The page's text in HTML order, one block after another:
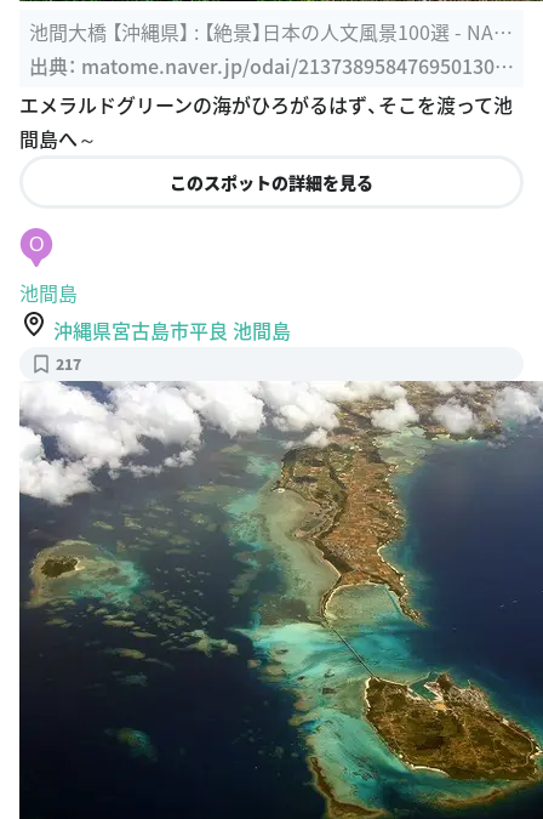
池間大橋 【沖縄県】 : 【絶景】日本の人文風景100選 - NAV
ER まとめ
出典： matome.naver.jp/odai/2137389584769501301/
2141134314768258903
エメラルドグリーンの海がひろがるはず、そこを渡って池
間島へ～
このスポットの詳細を見る
O
池間島
沖縄県宮古島市平良 池間島
217